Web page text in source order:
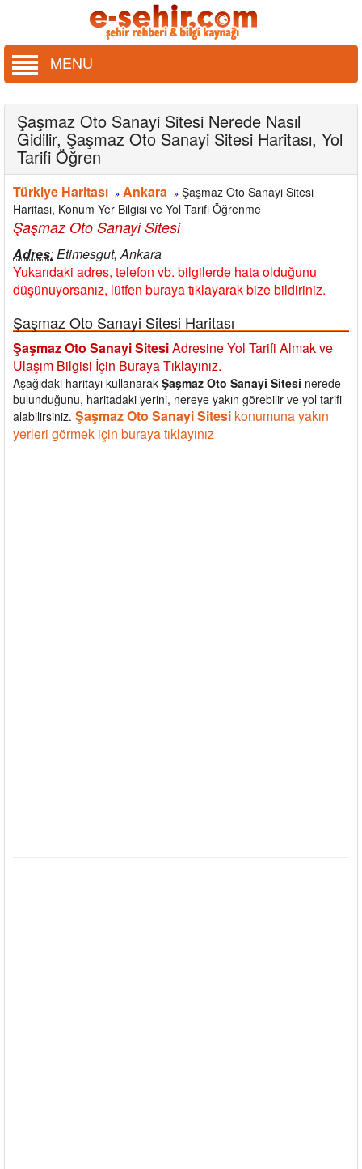
MENU
Şaşmaz Oto Sanayi Sitesi Nerede Nasıl
Gidilir, Şaşmaz Oto Sanayi Sitesi Haritası, Yol
Tarifi Öğren
Türkiye Haritası » Ankara » Şaşmaz Oto Sanayi Sitesi
Haritası, Konum Yer Bilgisi ve Yol Tarifi Öğrenme
Şaşmaz Oto Sanayi Sitesi
Adres:Etimesgut, Ankara
Yukarıdaki adres, telefon vb. bilgilerde hata olduğunu
düşünuyorsanız, lütfen buraya tıklayarak bize bildiriniz.
Şaşmaz Oto Sanayi Sitesi Haritası
Şaşmaz Oto Sanayi SitesiAdresine Yol Tarifi Almak ve
Ulaşım Bilgisi İçin Buraya Tıklayınız.
Aşağıdaki haritayı kullanarak Şaşmaz Oto Sanayi Sitesi nerede
bulunduğunu, haritadaki yerini, nereye yakın görebilir ve yol tarifi
alabilirsiniz. Şaşmaz Oto Sanayi Sitesi konumuna yakın
yerleri görmek için buraya tıklayınız